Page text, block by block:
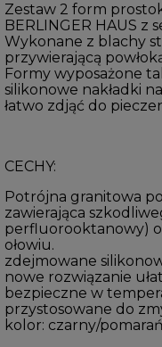
Zestaw 2 form
BERLINGER HAUS z
Wykonane z blachy
przywierającą
Formy wyposażone
silikonowe nakładki
łatwo zdjąć do
CECHY:
Potrójna granitowa
zawierająca
perfluorooktanowy)
ołowiu.
zdejmowane
nowe rozwiązanie
bezpieczne w
przystosowane do
kolor: czarny/